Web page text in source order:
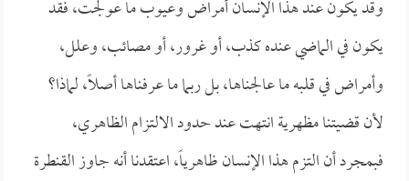
وقد يكون عند هذا الإنسان أمراض وعيوب ما عولجت، فقد
يكون في الماضي عنده كذب، أو غرور، أو مصائب، وعلل،
وأمراض في قلبه ما عالجناها، بل ربما ما عرفناها أصلاً، لماذا؟
لأن قضيتنا مظهرية انتهت عند حدود الالتزام الظاهري،
فبمجرد أن التزم هذا الإنسان ظاهرياً، اعتقدنا أنه جاوز القنطرة